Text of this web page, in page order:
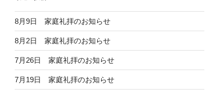
8月9日 家庭礼拝のお知らせ
8月2日 家庭礼拝のお知らせ
7月26日 家庭礼拝のお知らせ
7月19日 家庭礼拝のお知らせ